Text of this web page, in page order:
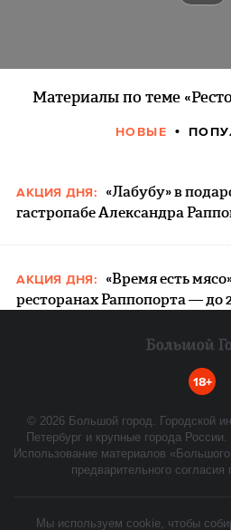
Материалы по теме
НОВЫЕ
АКЦИЯ ДНЯ:
«Лабубу» в
гастропабе Александра
АКЦИЯ ДНЯ:
«Время есть
ресторанах Раппопорта — до
18+
© 2026 Большой город. Городской
Петербург и крупные города
Использование материалов
предварительного согласия
Мы используем cookie, чтобы